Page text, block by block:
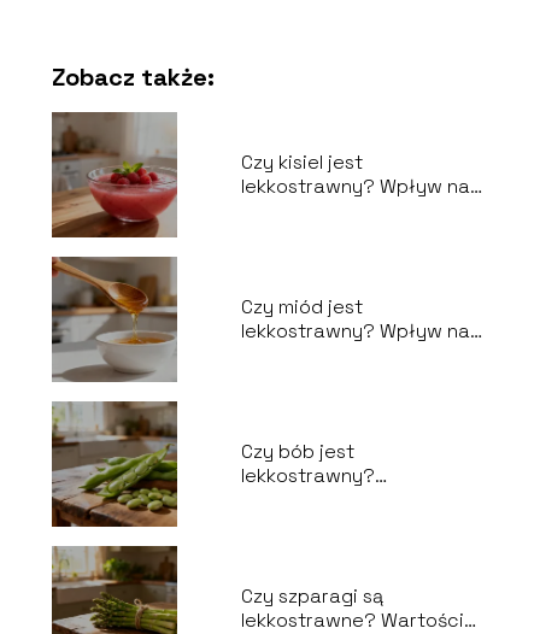
Zobacz także:
Czy kisiel jest
lekkostrawny? Wpływ na
Czy miód jest
lekkostrawny? Wpływ na
Czy bób jest
lekkostrawny?
Czy szparagi są
lekkostrawne? Wartości